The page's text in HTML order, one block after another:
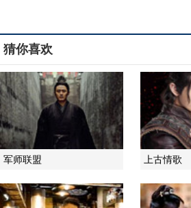
猜你喜欢
军师联盟 上古情歌